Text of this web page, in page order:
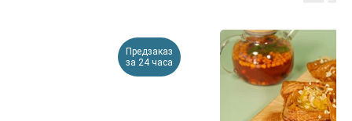
Предзаказ
за 24 часа